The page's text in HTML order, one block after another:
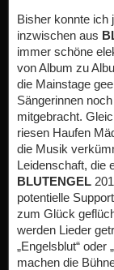
Bisher konnte ich
inzwischen aus
immer schöne
von Album zu
die Mainstage
Sängerinnen
mitgebracht.
riesen Haufen
die Musik
Leidenschaft, die
BLUTENGEL
potentielle
zum Glück
werden Lieder
„Engelsblut“ oder
machen die